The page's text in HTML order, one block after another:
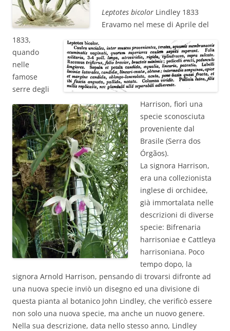
Leptotes bicolor Lindley 1833
Eravamo nel mese di Aprile del
1833,
quando
nelle
famose
serre degli
Harrison, fiorì una
specie sconosciuta
proveniente dal
Brasile (Serra dos
Órgãos).
La signora Harrison,
era una collezionista
inglese di orchidee,
già immortalata nelle
descrizioni di diverse
specie: Bifrenaria
harrisoniae e Cattleya
harrisoniana. Poco
tempo dopo, la
signora Arnold Harrison, pensando di trovarsi difronte ad
una nuova specie inviò un disegno ed una divisione di
questa pianta al botanico John Lindley, che verificò essere
non solo una nuova specie, ma anche un nuovo genere.
Nella sua descrizione, data nello stesso anno, Lindley